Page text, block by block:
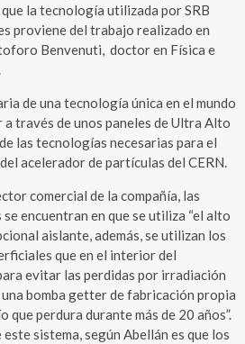
la tecnología utilizada por SRB
proviene del trabajo realizado en
Benvenuti, doctor en Física e
de una tecnología única en el mundo
través de unos paneles de Ultra Alto
las tecnologías necesarias para el
acelerador de partículas del CERN.
comercial de la compañía, las
encuentran en que se utiliza “el alto
aislante, además, se utilizan los
que en el interior del
evitar las perdidas por irradiación
bomba getter de fabricación propia
que perdura durante más de 20 años”.
sistema, según Abellán es que los